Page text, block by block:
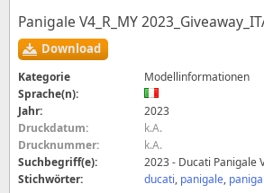
Panigale V4_R_MY
Download
Kategorie
Modellinformationen
Sprache(n):
Jahr:
2023
Druckdatum:
k.A.
Drucknummer:
k.A.
Suchbegriff(e):
2023 - Ducati Panigale
Stichwörter:
ducati, panigale,